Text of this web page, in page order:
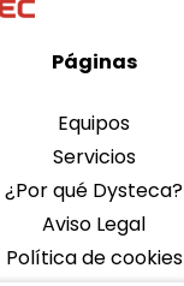
Páginas
Equipos
Servicios
¿Por qué Dysteca?
Aviso Legal
Política de cookies